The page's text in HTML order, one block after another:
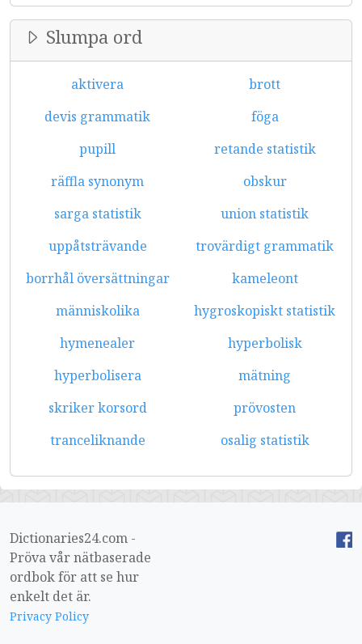
Slumpa ord
aktivera
brott
devis grammatik
föga
pupill
retande statistik
räffla synonym
obskur
sarga statistik
union statistik
uppåtsträvande
trovärdigt grammatik
borrhål översättningar
kameleont
människolika
hygroskopiskt statistik
hymenealer
hyperbolisk
hyperbolisera
mätning
skriker korsord
prövosten
tranceliknande
osalig statistik
Dictionaries24.com -
Pröva vår nätbaserade
ordbok för att se hur
enkelt det är.
Privacy Policy